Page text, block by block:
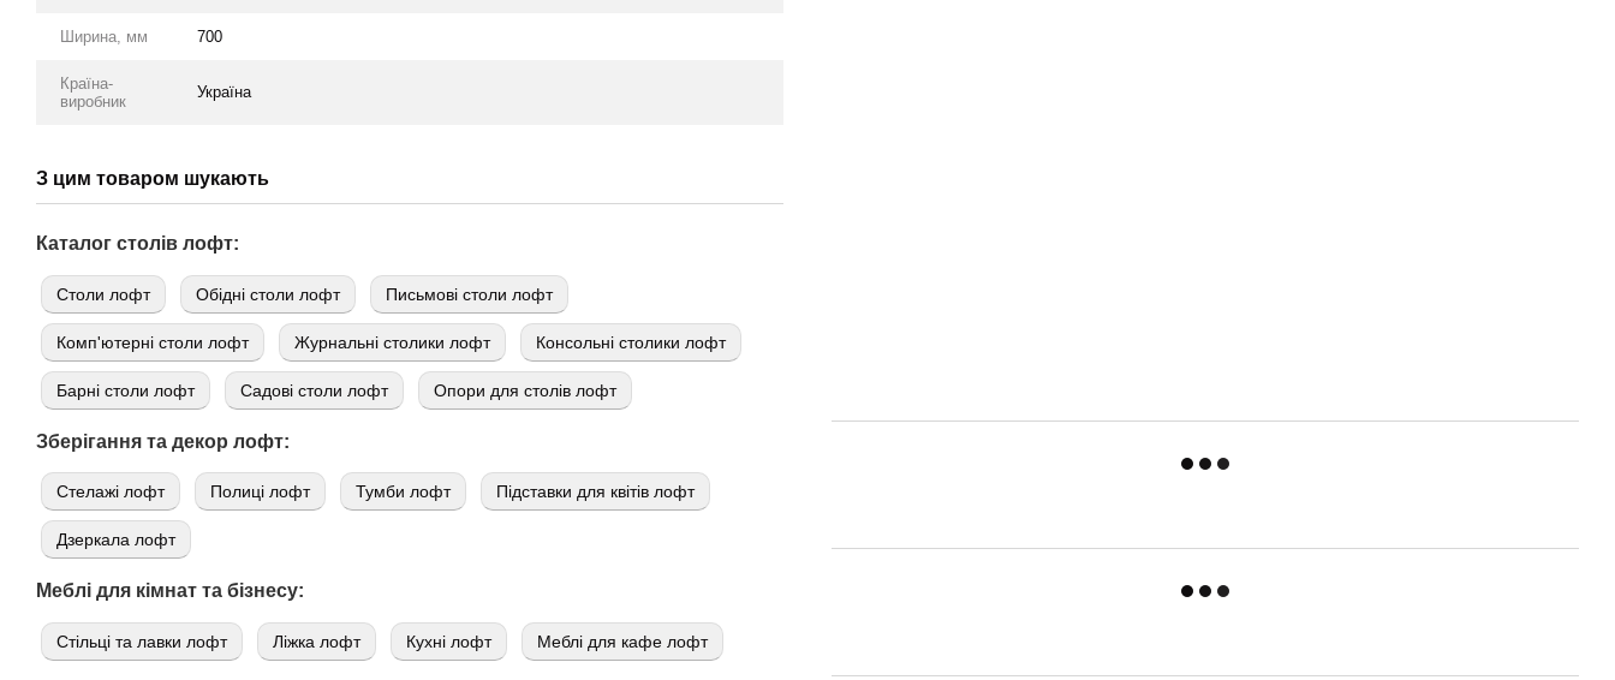
Ширина, мм 700
Країна-
виробник
Україна
З цим товаром шукають
Каталог столів лофт:
Cтоли лофт Обідні столи лофт Письмові столи лофт
Комп'ютерні столи лофт Журнальні столики лофт Консольні столики лофт
Барні столи лофт Садові столи лофт Опори для столів лофт
Зберігання та декор лофт:
Стелажі лофт Полиці лофт Тумби лофт Підставки для квітів лофт
Дзеркала лофт
Меблі для кімнат та бізнесу:
Стільці та лавки лофт Ліжка лофт Кухні лофт Меблі для кафе лофт